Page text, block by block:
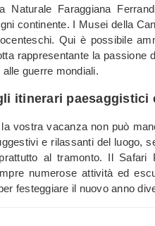
Naturale Faraggiana
continente. I Musei della
Qui è possibile
rappresentante la passione
guerre mondiali.
itinerari paesaggistici
vostra vacanza non può
e rilassanti del luogo,
al tramonto. Il
numerose attività ed
festeggiare il nuovo anno